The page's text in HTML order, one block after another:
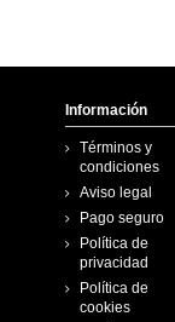
Información
Términos y
condiciones
Aviso legal
Pago seguro
Política de
privacidad
Política de
cookies